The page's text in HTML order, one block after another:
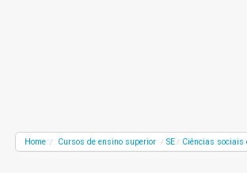
Home / Cursos de ensino superior / SE / Ciências sociais